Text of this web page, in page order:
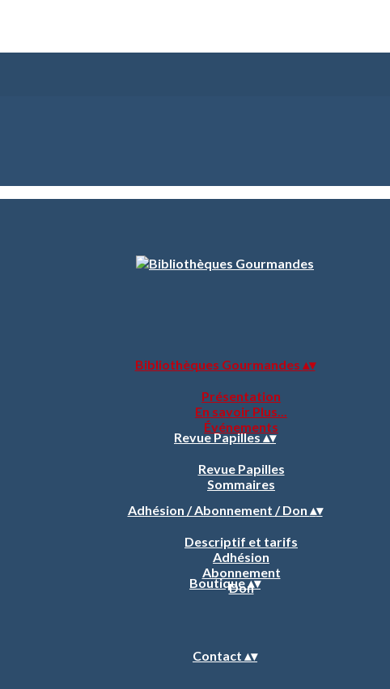
Bibliothèques Gourmandes ▴▾
Présentation
En savoir Plus...
Événements
Revue Papilles▴▾
Revue Papilles
Sommaires
Adhésion / Abonnement / Don ▴▾
Descriptif et tarifs
Adhésion
Abonnement
Don
Boutique▴▾
Contact ▴▾